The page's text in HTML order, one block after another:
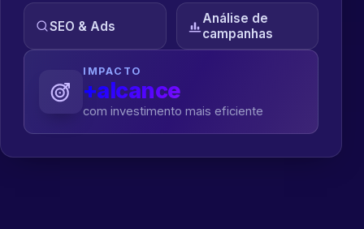
SEO & Ads
Análise de
campanhas
IMPACTO
+alcance
com investimento mais eficiente